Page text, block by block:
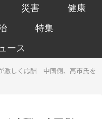
災害
健康
特集
ース
激しく応酬 中国側、高市氏を